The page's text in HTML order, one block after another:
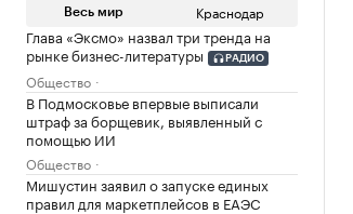
Весь мир Краснодар
Глава «Эксмо» назвал три тренда на
рынке бизнес-литературы
РАДИО
Общество
В Подмосковье впервые выписали
штраф за борщевик, выявленный с
помощью ИИ
Общество
Мишустин заявил о запуске единых
правил для маркетплейсов в ЕАЭС